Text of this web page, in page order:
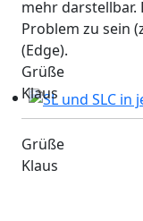
SL und SLC in
mehr darstellbar.
Problem zu sein
(Edge).
Grüße
Klaus
Grüße
Klaus